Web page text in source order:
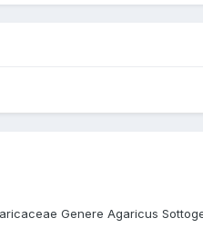
Genere Agaricus